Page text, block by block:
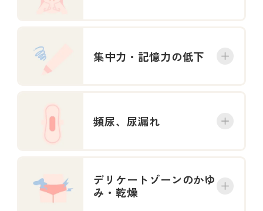
集中力・記憶力の低下
頻尿、尿漏れ
デリケートゾーンのかゆ
み・乾燥